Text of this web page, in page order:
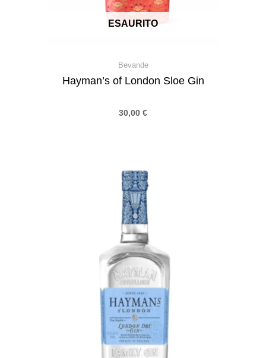
ESAURITO
Bevande
Hayman’s of London Sloe Gin
30,00 €